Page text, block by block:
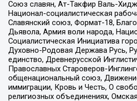
Союз славян, Ат-Такфир Валь-
Национал-социалистическая
Славянский союз, Формат-18,
Дьявола, Армия воли народа,
Социалистическая Инициатива
Духовно-Родовая Держава Русь,
единство, Древнерусской
Православных Староверов-
общенациональный союз,
иммиграции, Кровь и Честь, О
религиозных объединениях,